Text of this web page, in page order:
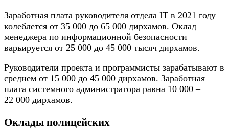
Заработная плата руководителя отдела IT в 2021 году
колеблется от 35 000 до 65 000 дирхамов. Оклад
менеджера по информационной безопасности
варьируется от 25 000 до 45 000 тысяч дирхамов.
Руководители проекта и программисты зарабатывают в
среднем от 15 000 до 45 000 дирхамов. Заработная
плата системного администратора равна 10 000 –
22 000 дирхамов.
Оклады полицейских